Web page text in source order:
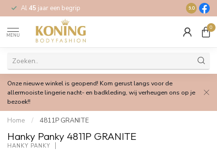
Al 45 jaar een begrip Gratis
9.0
MENU
0
Onze nieuwe winkel is geopend! Kom gerust langs voor de
allermooiste lingerie nacht- en badkleding, wij verheugen ons op je
bezoek!!
Home / 4811P GRANITE
Hanky Panky 4811P GRANITE
HANKY PANKY